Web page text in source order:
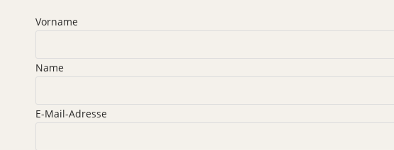
Vorname
Name
E-Mail-Adresse